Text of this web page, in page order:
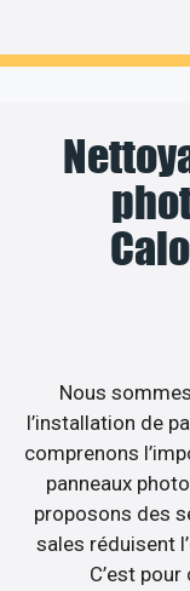
Nous
l’installation de
comprenons
panneaux
proposons des
sales réduisent
C’est